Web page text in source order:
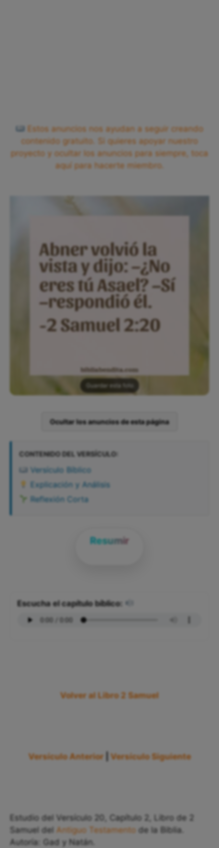
Estos anuncios nos ayudan a seguir creando
contenido gratuito. Si quieres apoyar nuestro
proyecto y ocultar los anuncios para siempre, toca
aquí para hacerte miembro.
Guardar esta foto
Ocultar los anuncios de esta página
CONTENIDO DEL VERSÍCULO:
Versículo Bíblico
Explicación y Análisis
Reflexión Corta
Resumir
Escucha el capítulo bíblico:
Volver al Libro 2 Samuel
Versículo Anterior Versículo Siguiente
Estudio del Versículo 20, Capítulo 2, Libro de 2
Samuel del Antiguo Testamento de la Biblia.
Autoría: Gad y Natán.